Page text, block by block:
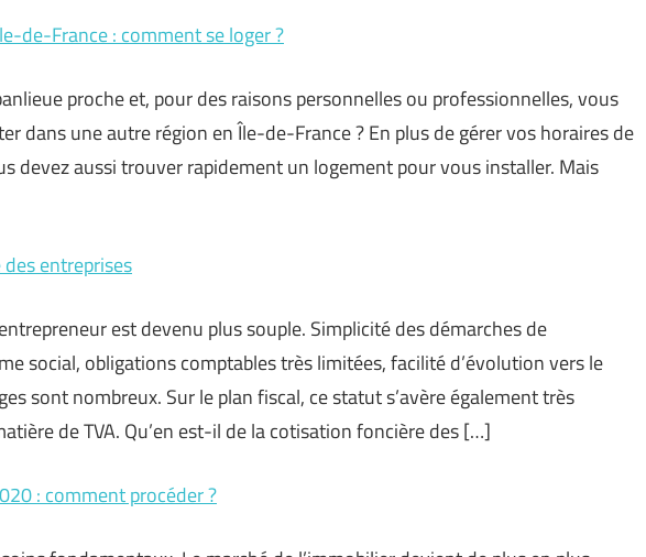
de-France : comment se loger ?
proche et, pour des raisons personnelles ou professionnelles, vous
dans une autre région en Île-de-France ? En plus de gérer vos horaires de
devez aussi trouver rapidement un logement pour vous installer. Mais
entreprises
est devenu plus souple. Simplicité des démarches de
social, obligations comptables très limitées, facilité d’évolution vers le
sont nombreux. Sur le plan fiscal, ce statut s’avère également très
de TVA. Qu’en est-il de la cotisation foncière des […]
: comment procéder ?